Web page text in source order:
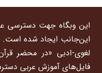
این وبگاه جهت دسترسی
این‌جانب ایجاد شده است.
لغوی-ادبی «در محضر
فایل‌های آموزش عربی